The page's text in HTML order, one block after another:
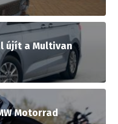
újít a Multivan
Motorrad